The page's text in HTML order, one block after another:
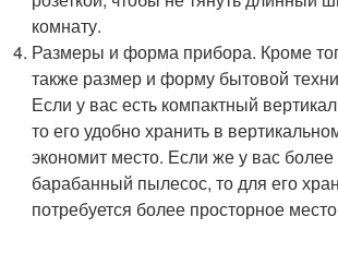
комнату.
Размеры и форма прибора. Кроме
также размер и форму бытовой
Если у вас есть компактный
то его удобно хранить в
экономит место. Если же у вас
барабанный пылесос, то для его
потребуется более просторное